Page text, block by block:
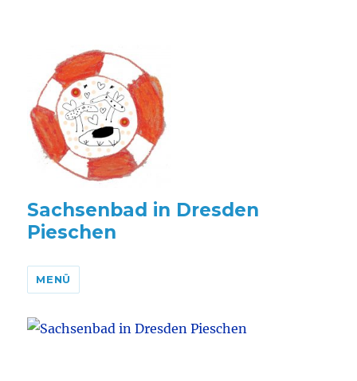
Sachsenbad in Dresden
Pieschen
MENÜ